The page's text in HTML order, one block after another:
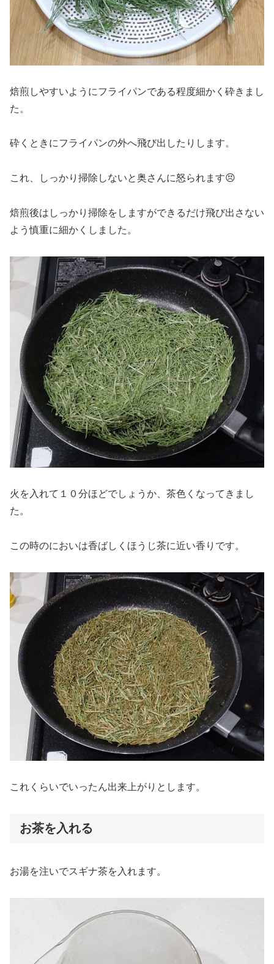
焙煎しやすいようにフライパンである程度細かく砕きまし
た。
砕くときにフライパンの外へ飛び出したりします。
これ、しっかり掃除しないと奥さんに怒られます😣
焙煎後はしっかり掃除をしますができるだけ飛び出さない
よう慎重に細かくしました。
火を入れて１０分ほどでしょうか、茶色くなってきまし
た。
この時のにおいは香ばしくほうじ茶に近い香りです。
これくらいでいったん出来上がりとします。
お茶を入れる
お湯を注いでスギナ茶を入れます。